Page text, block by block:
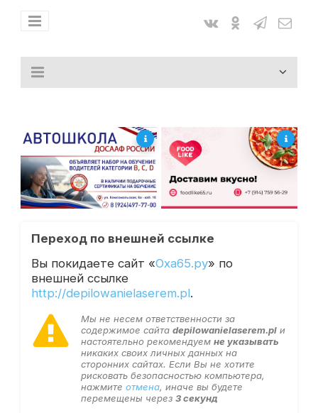
Переход по внешней ссылке
Вы покидаете сайт «Оха65.ру» по
внешней ссылке
http://depilowanielaserem.pl.
Мы не несем ответственности за
содержимое сайта depilowanielaserem.plи
настоятельно рекомендуем не указывать
никаких своих личных данных на
сторонних сайтах. Если Вы не хотите
рисковать безопасностью компьютера,
нажмите отмена, иначе вы будете
перемещены через 3секунд